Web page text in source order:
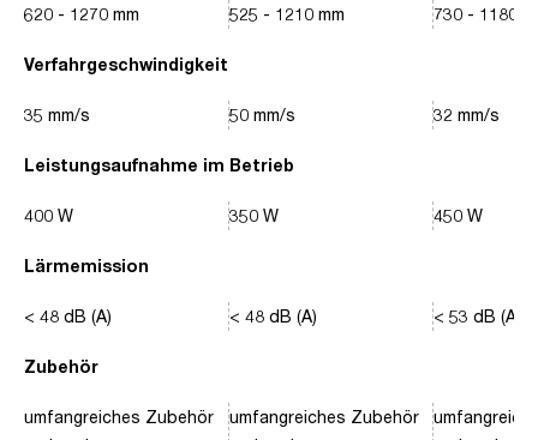
Verfahrgeschwindigkeit
Leistungsaufnahme im Betrieb
Lärmemission
Zubehör
620 - 1270 mm
35 mm/s
400 W
< 48 dB (A)
umfangreiches Zubehör
525 - 1210 mm
50 mm/s
350 W
< 48 dB (A)
umfangreiches Zubehör
730 - 1180
32 mm/s
450 W
< 53 dB (A)